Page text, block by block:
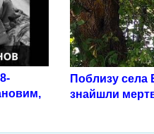
Поблизу села
знайшли